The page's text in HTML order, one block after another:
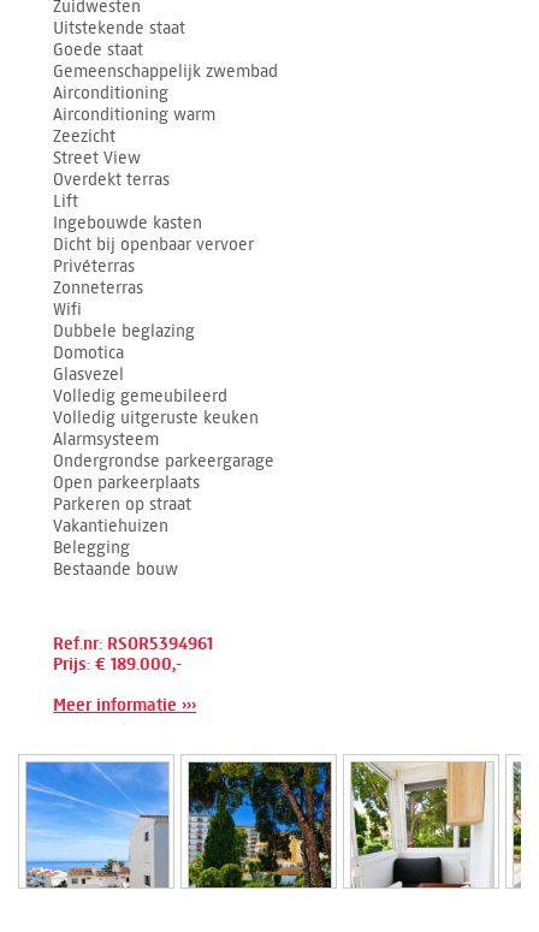
Zuidwesten
Uitstekende staat
Goede staat
Gemeenschappelijk zwembad
Airconditioning
Airconditioning warm
Zeezicht
Street View
Overdekt terras
Lift
Ingebouwde kasten
Dicht bij openbaar vervoer
Privéterras
Zonneterras
Wifi
Dubbele beglazing
Domotica
Glasvezel
Volledig gemeubileerd
Volledig uitgeruste keuken
Alarmsysteem
Ondergrondse parkeergarage
Open parkeerplaats
Parkeren op straat
Vakantiehuizen
Belegging
Bestaande bouw
Ref.nr: RSOR5394961
Prijs: € 189.000,-
Meer informatie ›››